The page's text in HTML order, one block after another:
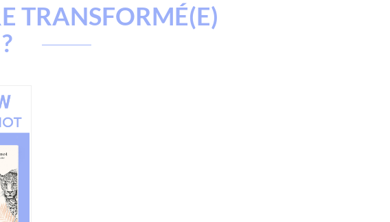
TRANSFORMÉ(E)